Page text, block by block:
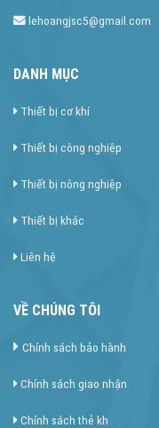
lehoangjsc5@gmail.com
DANH MỤC
Thiết bị cơ khí
Thiết bị công nghiệp
Thiết bị nông nghiệp
Thiết bị khác
Liên hệ
VỀ CHÚNG TÔI
Chính sách bảo hành
Chính sách giao nhận
Chính sách thẻ kh